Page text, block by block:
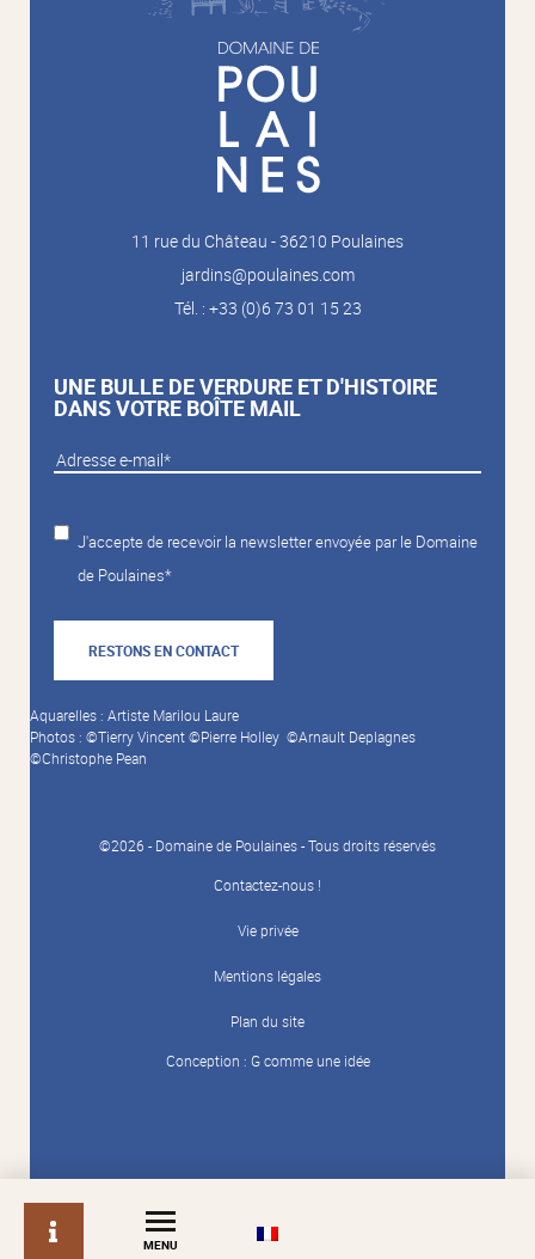
info
MENU
11 rue du Château - 36210 Poulaines
jardins@poulaines.com
Tél. : +33 (0)6 73 01 15 23
UNE BULLE DE VERDURE ET D'HISTOIRE
DANS VOTRE BOÎTE MAIL
J'accepte de recevoir la newsletter envoyée par le Domaine
de Poulaines*
RESTONS EN CONTACT
Aquarelles : Artiste Marilou Laure
Photos : ©Tierry Vincent ©Pierre Holley ©Arnault Deplagnes
©Christophe Pean
©2026 - Domaine de Poulaines - Tous droits réservés
Contactez-nous !
Vie privée
Mentions légales
Plan du site
Conception : G comme une idée